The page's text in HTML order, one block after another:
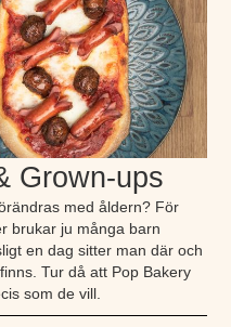
Grown-ups
med åldern? För
brukar ju många barn
en dag sitter man där och
Tur då att Pop Bakery
som de vill.